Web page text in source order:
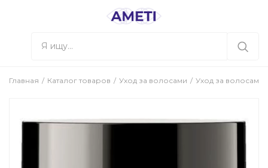
Главная Каталог товаров Уход за волосами Уход за волосами